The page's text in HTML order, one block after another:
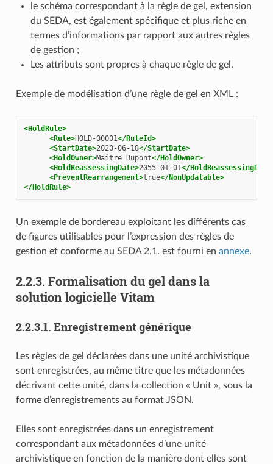
le schéma correspondant à la règle de gel, extension
du SEDA, est également spécifique et plus riche en
termes d’informations par rapport aux autres règles
de gestion ;
Les attributs sont propres à chaque règle de gel.
Exemple de modélisation d’une règle de gel en XML :
<HoldRule>
<Rule>HOLD-00001</RuleId>
<StartDate>2020-06-18</StartDate>
<HoldOwner>Maître Dupont</HoldOwner>
<HoldReassessingDate>2055-01-01</
<PreventRearrangement>true</NonUpdatable>
</HoldRule>
Un exemple de bordereau exploitant les différents cas
de figures utilisables pour l’expression des règles de
gestion et conforme au SEDA 2.1. est fourni en annexe.
2.2.3. Formalisation du gel dans la
solution logicielle Vitam
2.2.3.1. Enregistrement générique
Les règles de gel déclarées dans une unité archivistique
sont enregistrées, au même titre que les métadonnées
décrivant cette unité, dans la collection « Unit », sous la
forme d’enregistrements au format JSON.
Elles sont enregistrées dans un enregistrement
correspondant aux métadonnées d’une unité
archivistique en fonction de la manière dont elles sont